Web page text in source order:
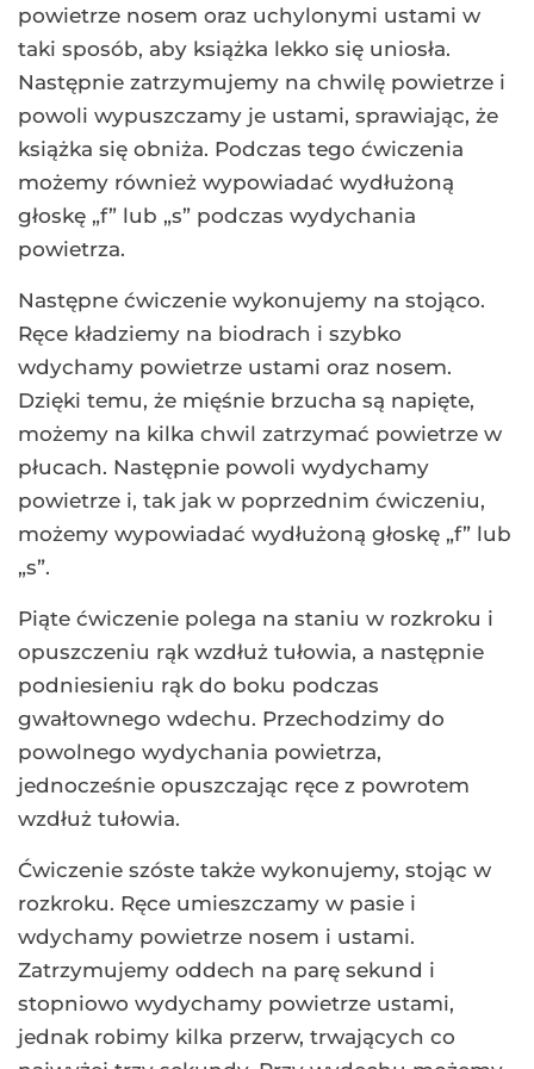
powietrze nosem oraz uchylonymi ustami w
taki sposób, aby książka lekko się uniosła.
Następnie zatrzymujemy na chwilę powietrze i
powoli wypuszczamy je ustami, sprawiając, że
książka się obniża. Podczas tego ćwiczenia
możemy również wypowiadać wydłużoną
głoskę „f” lub „s” podczas wydychania
powietrza.
Następne ćwiczenie wykonujemy na stojąco.
Ręce kładziemy na biodrach i szybko
wdychamy powietrze ustami oraz nosem.
Dzięki temu, że mięśnie brzucha są napięte,
możemy na kilka chwil zatrzymać powietrze w
płucach. Następnie powoli wydychamy
powietrze i, tak jak w poprzednim ćwiczeniu,
możemy wypowiadać wydłużoną głoskę „f” lub
„s”.
Piąte ćwiczenie polega na staniu w rozkroku i
opuszczeniu rąk wzdłuż tułowia, a następnie
podniesieniu rąk do boku podczas
gwałtownego wdechu. Przechodzimy do
powolnego wydychania powietrza,
jednocześnie opuszczając ręce z powrotem
wzdłuż tułowia.
Ćwiczenie szóste także wykonujemy, stojąc w
rozkroku. Ręce umieszczamy w pasie i
wdychamy powietrze nosem i ustami.
Zatrzymujemy oddech na parę sekund i
stopniowo wydychamy powietrze ustami,
jednak robimy kilka przerw, trwających co